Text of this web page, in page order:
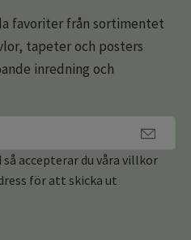
favoriter från sortimentet
tapeter och posters
inredning och
accepterar du våra villkor
för att skicka ut